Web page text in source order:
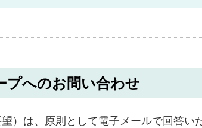
プへのお問い合わせ
）は、原則として電子メールで回答い